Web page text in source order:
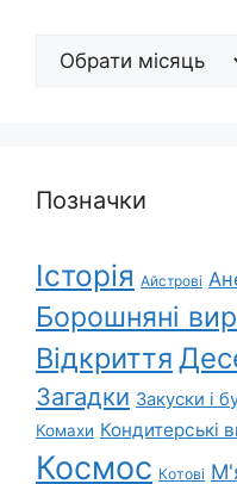
Архіви
Позначки
Історія Айстрові
Борошняні
Відкриття
Загадки Закуски і
Комахи Кондитерські
Космос Котові